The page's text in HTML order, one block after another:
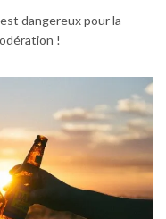
dangereux pour la
!